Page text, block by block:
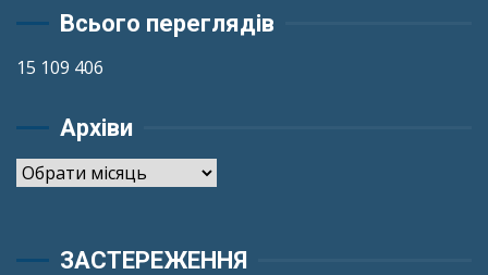
Всього переглядів
15 109 406
Архіви
Архіви
ЗАСТЕРЕЖЕННЯ